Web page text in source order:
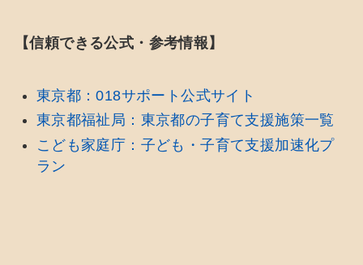
【信頼できる公式・参考情報】
東京都：018サポート公式サイト
東京都福祉局：東京都の子育て支援施策一覧
こども家庭庁：子ども・子育て支援加速化プ
ラン